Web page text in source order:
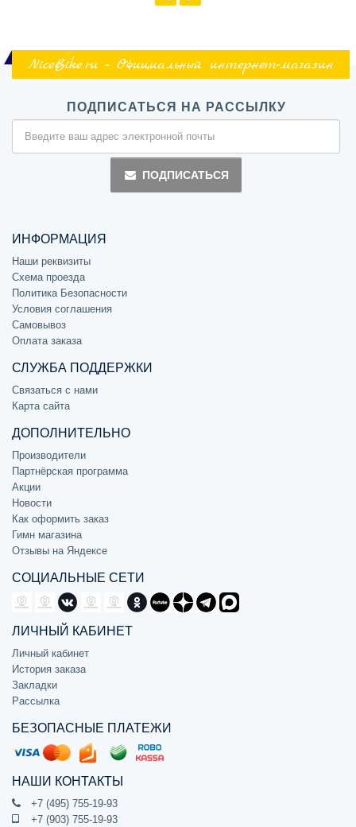
NiceBike.ru - Официальный интернет-магазин
ПОДПИСАТЬСЯ НА РАССЫЛКУ
ПОДПИСАТЬСЯ
ИНФОРМАЦИЯ
Наши реквизиты
Схема проезда
Политика Безопасности
Условия соглашения
Самовывоз
Оплата заказа
СЛУЖБА ПОДДЕРЖКИ
Связаться с нами
Карта сайта
ДОПОЛНИТЕЛЬНО
Производители
Партнёрская программа
Акции
Новости
Как оформить заказ
Гимн магазина
Отзывы на Яндексе
СОЦИАЛЬНЫЕ СЕТИ
ЛИЧНЫЙ КАБИНЕТ
Личный кабинет
История заказа
Закладки
Рассылка
БЕЗОПАСНЫЕ ПЛАТЕЖИ
НАШИ КОНТАКТЫ
+7 (495) 755-19-93
+7 (903) 755-19-93